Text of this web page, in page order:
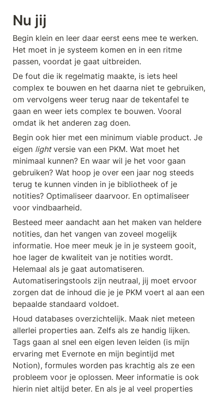
Nu jij
Begin klein en leer daar eerst eens mee te werken.
Het moet in je systeem komen en in een ritme
passen, voordat je gaat uitbreiden.
De fout die ik regelmatig maakte, is iets heel
complex te bouwen en het daarna niet te gebruiken,
om vervolgens weer terug naar de tekentafel te
gaan en weer iets complex te bouwen. Vooral
omdat ik het anderen zag doen.
Begin ook hier met een minimum viable product. Je
eigen light versie van een PKM. Wat moet het
minimaal kunnen? En waar wil je het voor gaan
gebruiken? Wat hoop je over een jaar nog steeds
terug te kunnen vinden in je bibliotheek of je
notities? Optimaliseer daarvoor. En optimaliseer
voor vindbaarheid.
Besteed meer aandacht aan het maken van heldere
notities, dan het vangen van zoveel mogelijk
informatie. Hoe meer meuk je in je systeem gooit,
hoe lager de kwaliteit van je notities wordt.
Helemaal als je gaat automatiseren.
Automatiseringstools zijn neutraal, jij moet ervoor
zorgen dat de inhoud die je je PKM voert al aan een
bepaalde standaard voldoet.
Houd databases overzichtelijk. Maak niet meteen
allerlei properties aan. Zelfs als ze handig lijken.
Tags gaan al snel een eigen leven leiden (is mijn
ervaring met Evernote en mijn begintijd met
Notion), formules worden pas krachtig als ze een
probleem voor je oplossen. Meer informatie is ook
hierin niet altijd beter. En als je al veel properties